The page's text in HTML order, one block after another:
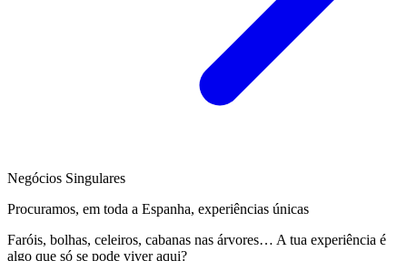
Negócios Singulares
Procuramos, em toda a Espanha, experiências únicas
Faróis, bolhas, celeiros, cabanas nas árvores… A tua experiência é
algo que só se pode viver aqui?